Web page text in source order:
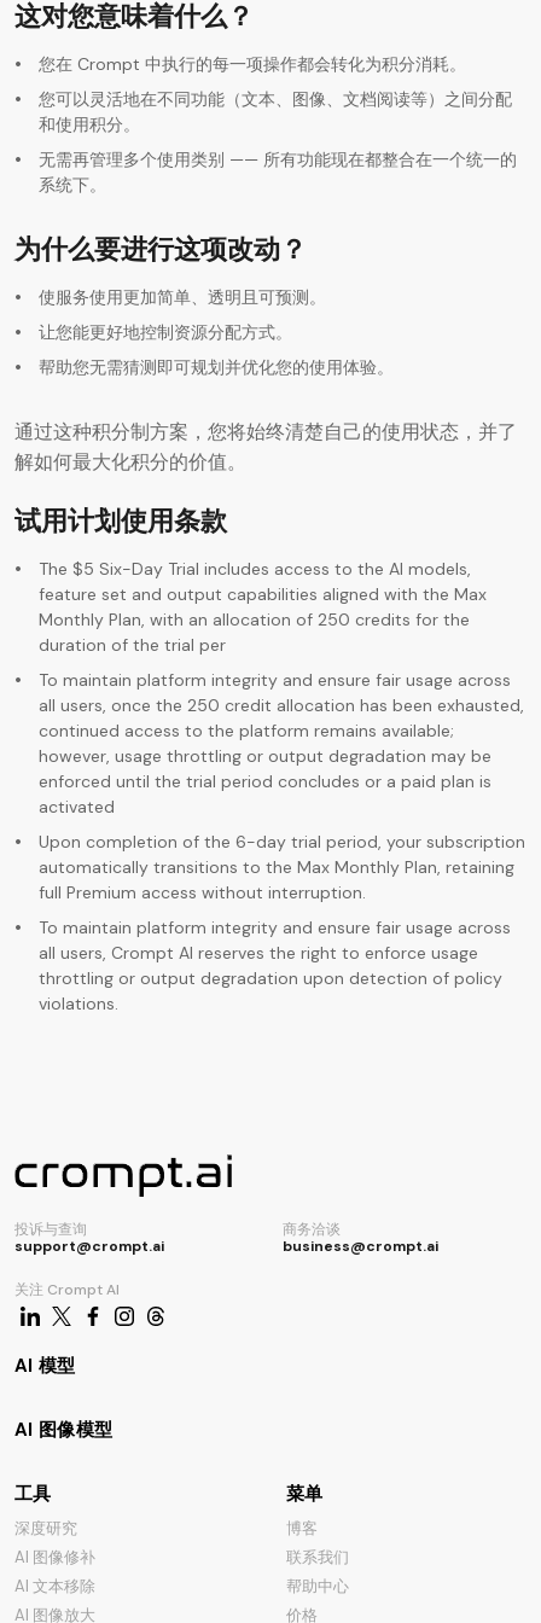
这对您意味着什么？
您在 Crompt 中执行的每一项操作都会转化为积分消耗。
您可以灵活地在不同功能（文本、图像、文档阅读等）之间分配
和使用积分。
无需再管理多个使用类别 —— 所有功能现在都整合在一个统一的
系统下。
为什么要进行这项改动？
使服务使用更加简单、透明且可预测。
让您能更好地控制资源分配方式。
帮助您无需猜测即可规划并优化您的使用体验。
通过这种积分制方案，您将始终清楚自己的使用状态，并了
解如何最大化积分的价值。
试用计划使用条款
The $5 Six-Day Trial includes access to the AI models,
feature set and output capabilities aligned with the Max
Monthly Plan, with an allocation of 250 credits for the
duration of the trial per
To maintain platform integrity and ensure fair usage across
all users, once the 250 credit allocation has been exhausted,
continued access to the platform remains available;
however, usage throttling or output degradation may be
enforced until the trial period concludes or a paid plan is
activated
Upon completion of the 6-day trial period, your subscription
automatically transitions to the Max Monthly Plan, retaining
full Premium access without interruption.
To maintain platform integrity and ensure fair usage across
all users, Crompt AI reserves the right to enforce usage
throttling or output degradation upon detection of policy
violations.
投诉与查询
support@crompt.ai
商务洽谈
business@crompt.ai
关注 Crompt AI
AI 模型
AI 图像模型
工具
深度研究
AI 图像修补
AI 文本移除
AI 图像放大
菜单
博客
联系我们
帮助中心
价格